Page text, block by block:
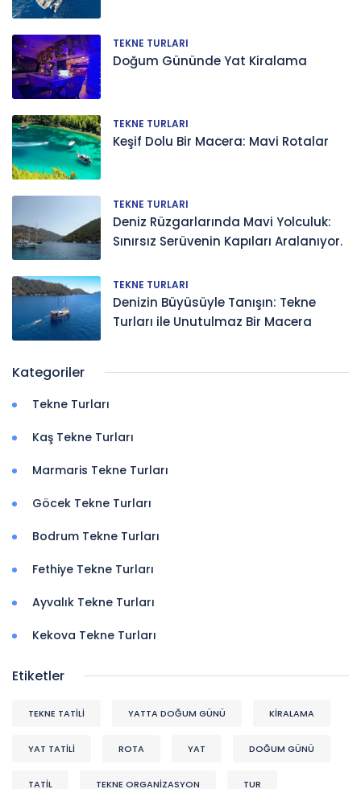
TEKNE TURLARI
Doğum Gününde Yat Kiralama
TEKNE TURLARI
Keşif Dolu Bir Macera: Mavi Rotalar
TEKNE TURLARI
Deniz Rüzgarlarında Mavi Yolculuk:
Sınırsız Serüvenin Kapıları Aralanıyor.
TEKNE TURLARI
Denizin Büyüsüyle Tanışın: Tekne
Turları ile Unutulmaz Bir Macera
Kategoriler
Tekne Turları
Kaş Tekne Turları
Marmaris Tekne Turları
Göcek Tekne Turları
Bodrum Tekne Turları
Fethiye Tekne Turları
Ayvalık Tekne Turları
Kekova Tekne Turları
Etiketler
TEKNE TATİLİ YATTA DOĞUM GÜNÜ KİRALAMA
YAT TATİLİ ROTA YAT DOĞUM GÜNÜ
TATİL TEKNE ORGANIZASYON TUR